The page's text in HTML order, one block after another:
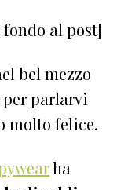
al post]
bel mezzo
per parlarvi
molto felice.
ha